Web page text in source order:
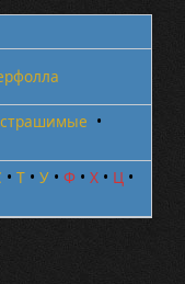
•
•Т •У •Ф •Х • Ц •